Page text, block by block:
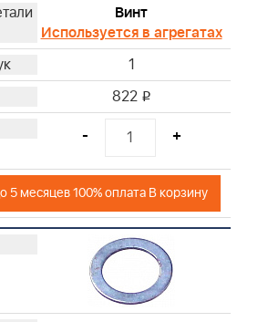
Винт
Используется в агрегатах
1
822 i
- +
5 месяцев 100% оплата В корзину